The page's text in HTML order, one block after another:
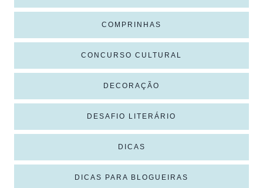
COMPRINHAS
CONCURSO CULTURAL
DECORAÇÃO
DESAFIO LITERÁRIO
DICAS
DICAS PARA BLOGUEIRAS